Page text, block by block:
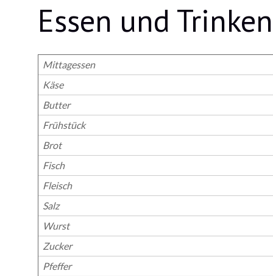
Essen und
Mittagessen
Käse
Butter
Frühstück
Brot
Fisch
Fleisch
Salz
Wurst
Zucker
Pfeffer